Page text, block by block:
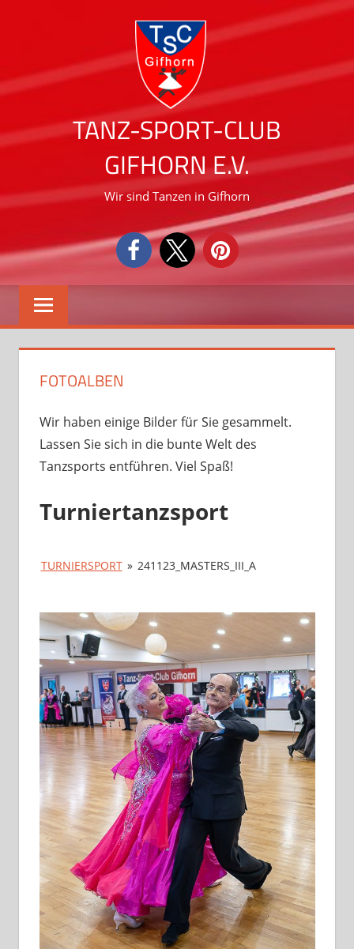
TANZ-SPORT-CLUB
GIFHORN E.V.
Wir sind Tanzen in Gifhorn
FOTOALBEN
Wir haben einige Bilder für Sie gesammelt.
Lassen Sie sich in die bunte Welt des
Tanzsports entführen. Viel Spaß!
Turniertanzsport
TURNIERSPORT » 241123_MASTERS_III_A